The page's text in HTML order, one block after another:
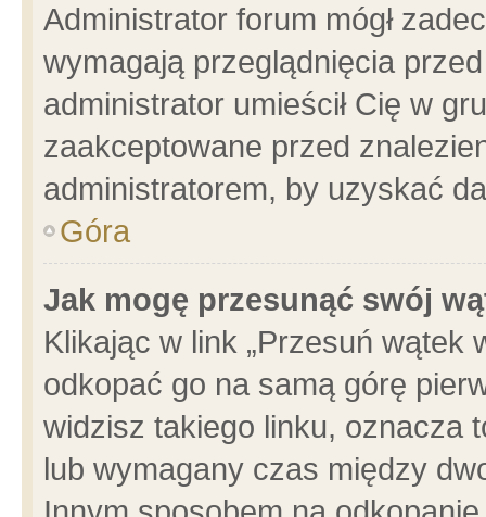
Administrator forum mógł
wymagają przeglądnięcia
administrator umieścił Cię w
zaakceptowane przed
administratorem, by uzyskać
Góra
Jak mogę przesunąć swój
Klikając w link „Przesuń wątek
odkopać go na samą górę
widzisz takiego linku, oznacza
lub wymagany czas między